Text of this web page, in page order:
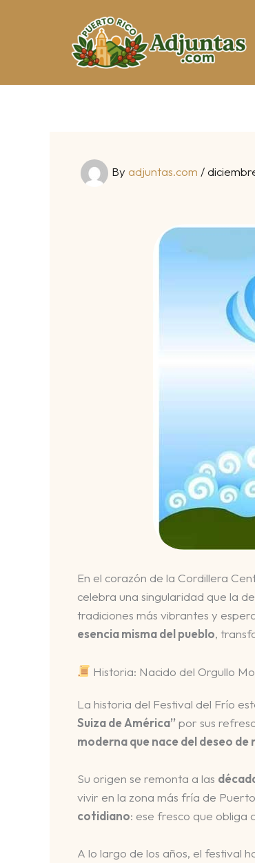
By adjuntas.com /
En el corazón de la Cordillera
celebra una singularidad que la
tradiciones más vibrantes y
esencia misma del pueblo,
Historia: Nacido del Orgullo
La historia del Festival del Frío
Suiza de América”por sus
moderna que nace del deseo
Su origen se remonta a las
vivir en la zona más fría de
cotidiano: ese fresco que obliga
A lo largo de los años, el festival